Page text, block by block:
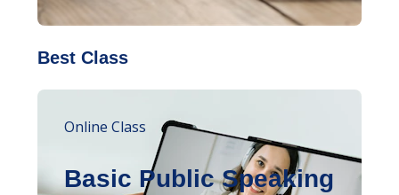
Best Class
Online Class
Basic Public Speaking